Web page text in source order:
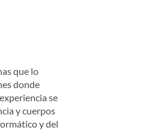
que lo
donde
se
y cuerpos
y del